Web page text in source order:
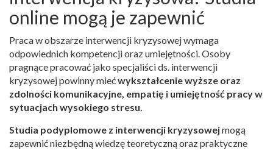
online mogą je zapewnić
Praca w obszarze interwencji kryzysowej wymaga
odpowiednich kompetencji oraz umiejętności. Osoby
pragnące pracować jako specjaliści ds. interwencji
kryzysowej powinny miećwykształcenie wyższe oraz
zdolności komunikacyjne, empatię i umiejętność pracy w
sytuacjach wysokiego stresu.
Studia podyplomowe z interwencji kryzysowejmogą
zapewnić niezbędną wiedzę teoretyczną oraz praktyczne